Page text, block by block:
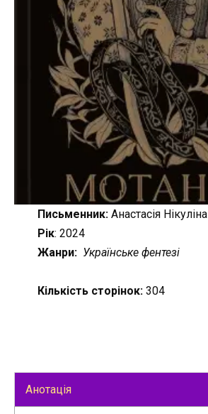
Письменник:Анастасія Нікуліна
Рік: 2024
Жанри: Українське фентезі
Кількість сторінок:304
Анотація